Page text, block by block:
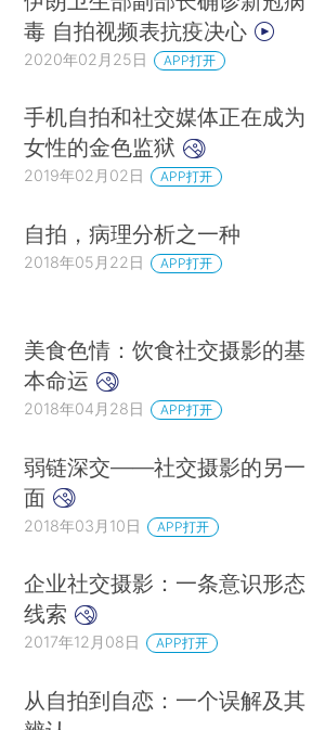
毒 自拍视频表抗疫决心
2020年02月25日 APP打开
手机自拍和社交媒体正在成为
女性的金色监狱
2019年02月02日 APP打开
自拍，病理分析之一种
2018年05月22日 APP打开
美食色情：饮食社交摄影的基
本命运
2018年04月28日 APP打开
弱链深交——社交摄影的另一
面
2018年03月10日 APP打开
企业社交摄影：一条意识形态
线索
2017年12月08日 APP打开
从自拍到自恋：一个误解及其